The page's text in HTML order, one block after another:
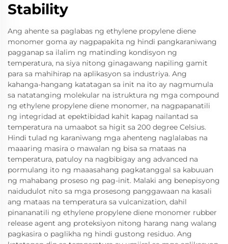
Stability
Ang ahente sa paglabas ng ethylene propylene diene
monomer goma ay nagpapakita ng hindi pangkaraniwang
pagganap sa ilalim ng matinding kondisyon ng
temperatura, na siya nitong ginagawang napiling gamit
para sa mahihirap na aplikasyon sa industriya. Ang
kahanga-hangang katatagan sa init na ito ay nagmumula
sa natatanging molekular na istruktura ng mga compound
ng ethylene propylene diene monomer, na nagpapanatili
ng integridad at epektibidad kahit kapag nailantad sa
temperatura na umaabot sa higit sa 200 degree Celsius.
Hindi tulad ng karaniwang mga ahenteng naglalabas na
maaaring masira o mawalan ng bisa sa mataas na
temperatura, patuloy na nagbibigay ang advanced na
pormulang ito ng maaasahang pagkatanggal sa kabuuan
ng mahabang proseso ng pag-init. Malaki ang benepisyong
naidudulot nito sa mga prosesong panggawaan na kasali
ang mataas na temperatura sa vulcanization, dahil
pinananatili ng ethylene propylene diene monomer rubber
release agent ang proteksiyon nitong harang nang walang
pagkasira o paglikha ng hindi gustong residuo. Ang